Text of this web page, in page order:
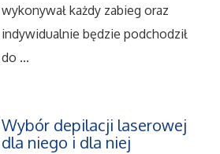
Noclegi
Hotele i Noclegi
Wypoczynek
wykonywał każdy zabieg oraz
indywidualnie będzie podchodził
do ...
Wybór depilacji laserowej
dla niego i dla niej